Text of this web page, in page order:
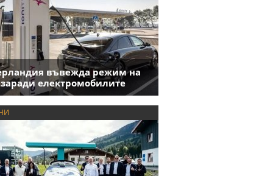
въвежда режим на
заради електромобилите